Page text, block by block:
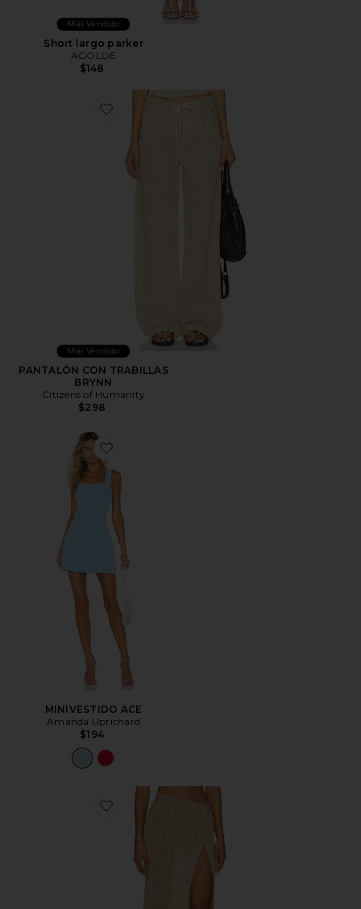
Más Vendido
Short largo parker
AGOLDE
$148
Favorite PANTALÓN CON TRABILLAS BRYNN
Más Vendido
PANTALÓN CON TRABILLAS
BRYNN
Citizens of Humanity
$298
Favorite MINIVESTIDO ACE
MINIVESTIDO ACE
Amanda Uprichard
$194
Favorite FALDA HEART OF GOLD